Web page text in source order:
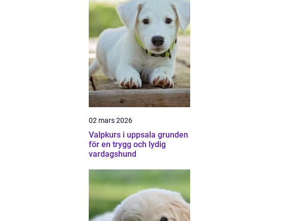
02 mars 2026
Valpkurs i uppsala grunden
för en trygg och lydig
vardagshund